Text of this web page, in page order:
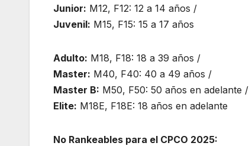
Junior: M12, F12: 12 a 14 años /
Juvenil: M15, F15: 15 a 17 años
Adulto: M18, F18: 18 a 39 años /
Master: M40, F40: 40 a 49 años /
Master B: M50, F50: 50 años en adelante /
Elite: M18E, F18E: 18 años en adelante
No Rankeables para el CPCO 2025: